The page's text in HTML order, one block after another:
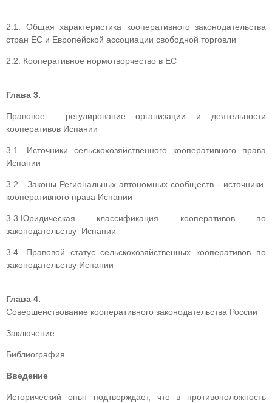
2.1. Общая характеристика кооперативного законодательства
стран ЕС и Европейской ассоциации свободной торговли
2.2. Кооперативное нормотворчество в ЕС
Глава 3.
Правовое регулирование организации и деятельности
кооперативов Испании
3.1. Источники сельскохозяйственного кооперативного права
Испании
3.2. Законы Региональных автономных сообществ - источники
кооперативного права Испании
3.3.Юридическая классификация кооперативов по
законодательству Испании
3.4. Правовой статус сельскохозяйственных кооперативов по
законодательству Испании
Глава 4.
Совершенствование кооперативного законодательства России
Заключение
Библиография
Введение
Исторический опыт подтверждает, что в противоположность